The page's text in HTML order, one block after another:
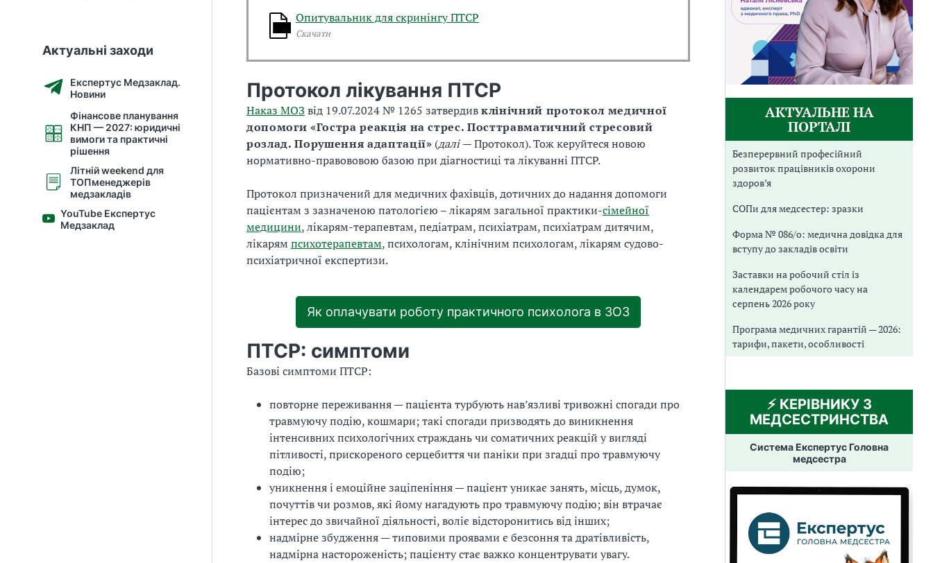
Актуальні заходи
Експертус Медзаклад.
Новини
Фінансове планування
КНП — 2027: юридичні
вимоги та практичні
рішення
Літній weekend для
ТОПменеджерів
медзакладів
YouTube Експертус
Медзаклад
Опитувальник для скринінгу ПТСР
Скачати
Протокол лікування ПТСР
Наказ МОЗ від 19.07.2024 № 1265 затвердивклінічний протокол медичної
допомоги «Гостра реакція на стрес. Посттравматичний стресовий
розлад. Порушення адаптації» (далі— Протокол). Тож керуйтеся новою
нормативно-правововою базою при діагностиці та лікуванні ПТСР.
Протокол призначений для медичних фахівців, дотичних до надання допомоги
пацієнтам з зазначеною патологією – лікарям загальної практики-сімейної
медицини, лікарям-терапевтам, педіатрам, психіатрам, психіатрам дитячим,
лікарям психотерапевтам, психологам, клінічним психологам, лікарям судово-
психіатричної експертизи.
Як оплачувати роботу практичного психолога в ЗОЗ
ПТСР: симптоми
Базові симптоми ПТСР:
повторне переживання — пацієнта турбують нав’язливі тривожні спогади про
травмуючу подію, кошмари; такі спогади призводять до виникнення
інтенсивних психологічних страждань чи соматичних реакцій у вигляді
пітливості, прискореного серцебиття чи паніки при згадці про травмуючу
подію;
уникнення і емоційне заціпеніння — пацієнт уникає занять, місць, думок,
почуттів чи розмов, які йому нагадують про травмуючу подію; він втрачає
інтерес до звичайної діяльності, воліє відсторонитись від інших;
надмірне збудження — типовими проявами є безсоння та дратівливість,
надмірна настороженість; пацієнту стає важко концентрувати увагу.
АКТУАЛЬНЕ НА
ПОРТАЛІ
Безперервний професійний
розвиток працівників охорони
здоров’я
СОПи для медсестер: зразки
Форма № 086/о: медична довідка для
вступу до закладів освіти
Заставки на робочий стіл із
календарем робочого часу на
серпень 2026 року
Програма медичних гарантій — 2026:
тарифи, пакети, особливості
⚡️ КЕРІВНИКУ З
МЕДСЕСТРИНСТВА
Система Експертус Головна
медсестра